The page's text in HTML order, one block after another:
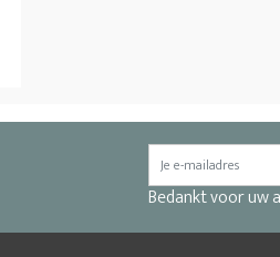
Bedankt voor uw